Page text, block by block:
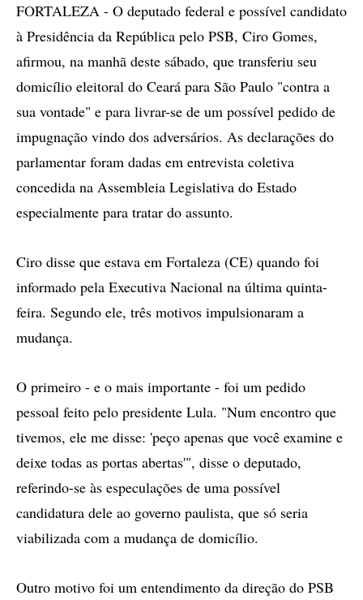
FORTALEZA - O deputado federal e possível candidato
à Presidência da República pelo PSB, Ciro Gomes,
afirmou, na manhã deste sábado, que transferiu seu
domicílio eleitoral do Ceará para São Paulo "contra a
sua vontade" e para livrar-se de um possível pedido de
impugnação vindo dos adversários. As declarações do
parlamentar foram dadas em entrevista coletiva
concedida na Assembleia Legislativa do Estado
especialmente para tratar do assunto.
Ciro disse que estava em Fortaleza (CE) quando foi
informado pela Executiva Nacional na última quinta-
feira. Segundo ele, três motivos impulsionaram a
mudança.
O primeiro - e o mais importante - foi um pedido
pessoal feito pelo presidente Lula. "Num encontro que
tivemos, ele me disse: 'peço apenas que você examine e
deixe todas as portas abertas'", disse o deputado,
referindo-se às especulações de uma possível
candidatura dele ao governo paulista, que só seria
viabilizada com a mudança de domicílio.
Outro motivo foi um entendimento da direção do PSB